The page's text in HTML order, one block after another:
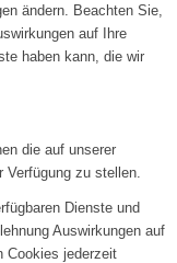
ändern. Beachten Sie,
auf Ihre
haben kann, die wir
die auf unserer
zu stellen.
Dienste und
Auswirkungen auf
Cookies jederzeit